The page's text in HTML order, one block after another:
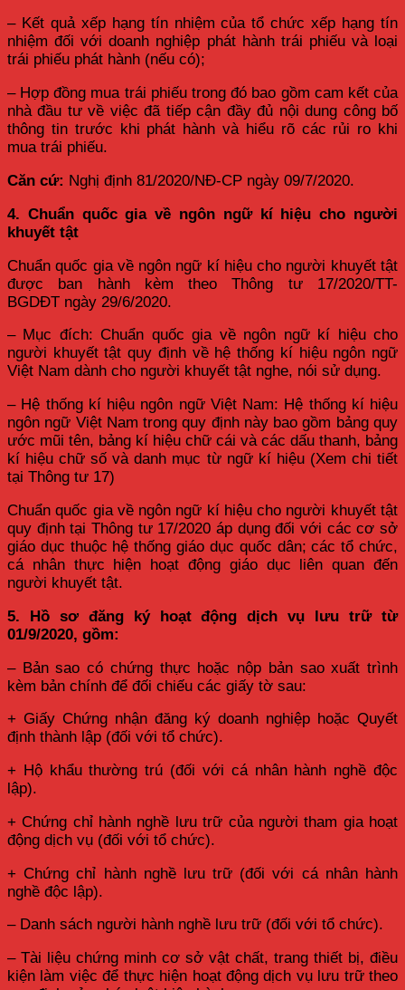
– Kết quả xếp hạng tín nhiệm của tổ chức xếp hạng tín
nhiệm đối với doanh nghiệp phát hành trái phiếu và loại
trái phiếu phát hành (nếu có);
– Hợp đồng mua trái phiếu trong đó bao gồm cam kết của
nhà đầu tư về việc đã tiếp cận đầy đủ nội dung công bố
thông tin trước khi phát hành và hiểu rõ các rủi ro khi
mua trái phiếu.
Căn cứ: Nghị định 81/2020/NĐ-CP ngày 09/7/2020.
4. Chuẩn quốc gia về ngôn ngữ kí hiệu cho người
khuyết tật
Chuẩn quốc gia về ngôn ngữ kí hiệu cho người khuyết tật
được ban hành kèm theo Thông tư 17/2020/TT-
BGDĐT ngày 29/6/2020.
– Mục đích: Chuẩn quốc gia về ngôn ngữ kí hiệu cho
người khuyết tật quy định về hệ thống kí hiệu ngôn ngữ
Việt Nam dành cho người khuyết tật nghe, nói sử dụng.
– Hệ thống kí hiệu ngôn ngữ Việt Nam: Hệ thống kí hiệu
ngôn ngữ Việt Nam trong quy định này bao gồm bảng quy
ước mũi tên, bảng kí hiệu chữ cái và các dấu thanh, bảng
kí hiệu chữ số và danh mục từ ngữ kí hiệu (Xem chi tiết
tại Thông tư 17)
Chuẩn quốc gia về ngôn ngữ kí hiệu cho người khuyết tật
quy định tại Thông tư 17/2020 áp dụng đối với các cơ sở
giáo dục thuộc hệ thống giáo dục quốc dân; các tổ chức,
cá nhân thực hiện hoạt động giáo dục liên quan đến
người khuyết tật.
5. Hồ sơ đăng ký hoạt động dịch vụ lưu trữ từ
01/9/2020, gồm:
– Bản sao có chứng thực hoặc nộp bản sao xuất trình
kèm bản chính để đối chiếu các giấy tờ sau:
+ Giấy Chứng nhận đăng ký doanh nghiệp hoặc Quyết
định thành lập (đối với tổ chức).
+ Hộ khẩu thường trú (đối với cá nhân hành nghề độc
lập).
+ Chứng chỉ hành nghề lưu trữ của người tham gia hoạt
động dịch vụ (đối với tổ chức).
+ Chứng chỉ hành nghề lưu trữ (đối với cá nhân hành
nghề độc lập).
– Danh sách người hành nghề lưu trữ (đối với tổ chức).
– Tài liệu chứng minh cơ sở vật chất, trang thiết bị, điều
kiện làm việc để thực hiện hoạt động dịch vụ lưu trữ theo